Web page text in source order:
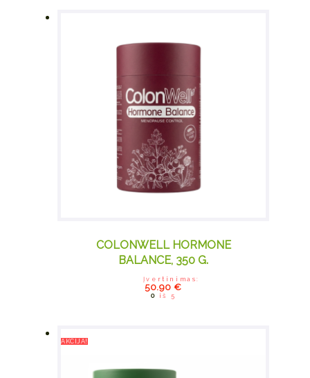
COLONWELL HORMONE
BALANCE, 350 G.
Įvertinimas:
0 iš 5
50.90€
AKCIJA!